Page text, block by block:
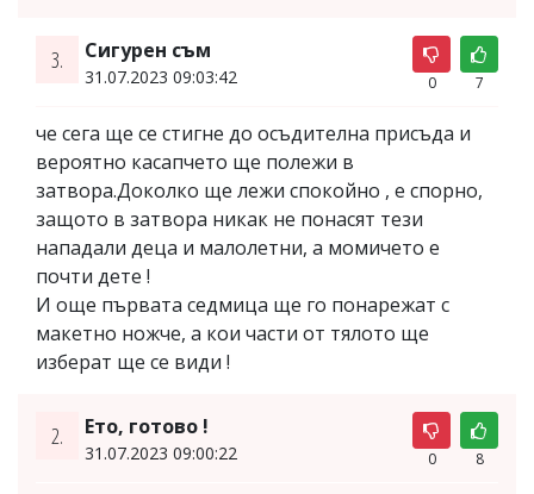
3. Сигурен съм
31.07.2023 09:03:42 0 7
че сега ще се стигне до осъдителна присъда и
вероятно касапчето ще полежи в
затвора.Доколко ще лежи спокойно , е спорно,
защото в затвора никак не понасят тези
нападали деца и малолетни, а момичето е
почти дете !
И още първата седмица ще го понарежат с
макетно ножче, а кои части от тялото ще
изберат ще се види !
2. Ето, готово !
31.07.2023 09:00:22 0 8